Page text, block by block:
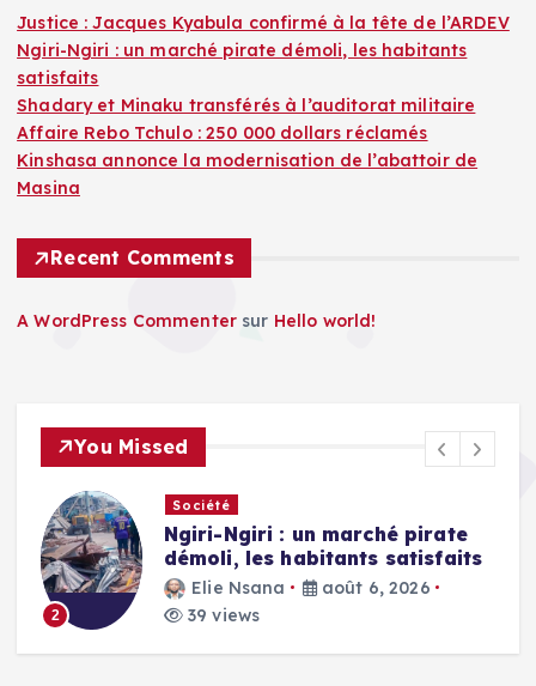
Justice : Jacques Kyabula confirmé à la tête de l’ARDEV
Ngiri-Ngiri : un marché pirate démoli, les habitants
satisfaits
Shadary et Minaku transférés à l’auditorat militaire
Affaire Rebo Tchulo : 250 000 dollars réclamés
Kinshasa annonce la modernisation de l’abattoir de
Masina
Recent Comments
A WordPress Commenter sur Hello world!
You Missed
2
Société
Ngiri-Ngiri : un marché pirate
démoli, les habitants satisfaits
Elie Nsana
août 6, 2026
39 views